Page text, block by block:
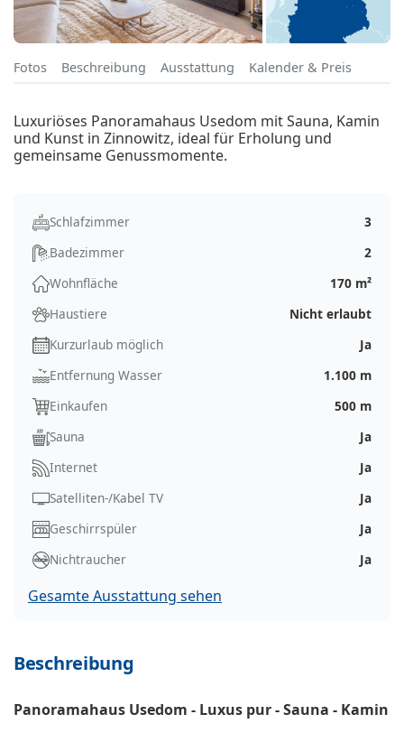
Fotos Beschreibung Ausstattung Kalender & Preis
Luxuriöses Panoramahaus Usedom mit Sauna, Kamin
und Kunst in Zinnowitz, ideal für Erholung und
gemeinsame Genussmomente.
Schlafzimmer
3
Badezimmer
2
Wohnfläche
170 m²
Haustiere
Nicht erlaubt
Kurzurlaub möglich
Ja
Entfernung Wasser
1.100 m
Einkaufen
500 m
Sauna
Ja
Internet
Ja
Satelliten-/Kabel TV
Ja
Geschirrspüler
Ja
Nichtraucher
Ja
Gesamte Ausstattung sehen
Beschreibung
Panoramahaus Usedom - Luxus pur - Sauna - Kamin